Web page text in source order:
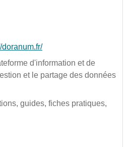
doranum.fr/
d'information et de
et le partage des données
guides, fiches pratiques,